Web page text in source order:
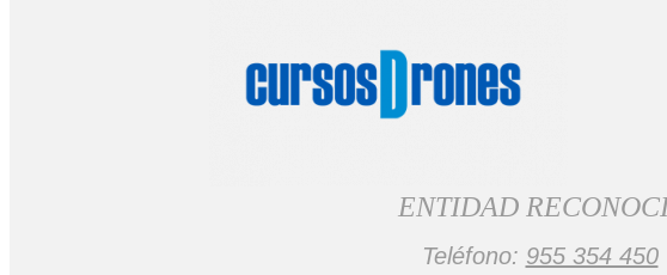
ENTIDAD
Teléfono: 955 354 450